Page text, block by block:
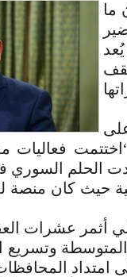
ما
لمعرض دمشق الدولي بدورته الـ 62 يُعد
الحلم السوري
حيث كان منصة
عشرات
وتسريع
امتداد